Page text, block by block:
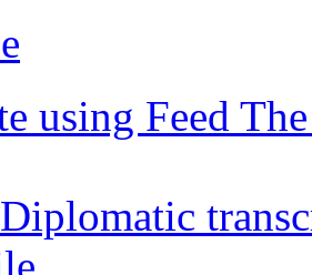
using Feed